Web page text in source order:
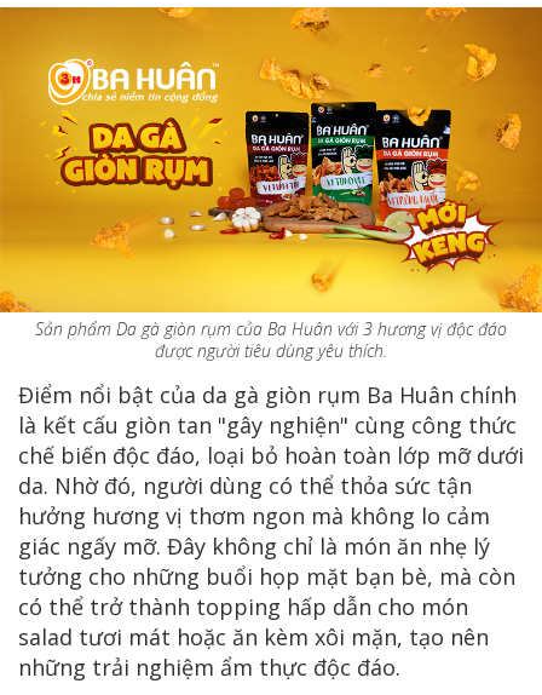
Sản phẩm Da gà giòn rụm của Ba Huân với 3 hương vị độc đáo
được người tiêu dùng yêu thích.
Điểm nổi bật của da gà giòn rụm Ba Huân chính
là kết cấu giòn tan "gây nghiện" cùng công thức
chế biến độc đáo, loại bỏ hoàn toàn lớp mỡ dưới
da. Nhờ đó, người dùng có thể thỏa sức tận
hưởng hương vị thơm ngon mà không lo cảm
giác ngấy mỡ. Đây không chỉ là món ăn nhẹ lý
tưởng cho những buổi họp mặt bạn bè, mà còn
có thể trở thành topping hấp dẫn cho món
salad tươi mát hoặc ăn kèm xôi mặn, tạo nên
những trải nghiệm ẩm thực độc đáo.